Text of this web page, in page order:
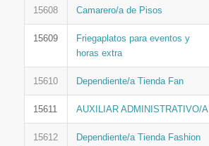
15608 Camarero/a de Pisos
15609
Friegaplatos para eventos y
horas extra
15610 Dependiente/a Tienda Fan
15611 AUXILIAR ADMINISTRATIVO/A
15612
Dependiente/a Tienda Fashion